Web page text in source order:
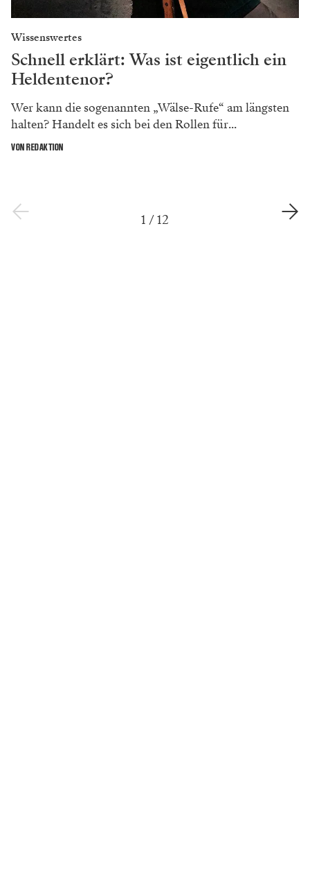
Wissenswertes
Schnell erklärt: Was ist eigentlich ein
Heldentenor?
Wer kann die sogenannten „Wälse-Rufe“ am längsten
halten? Handelt es sich bei den Rollen für...
VON REDAKTION
1 /12